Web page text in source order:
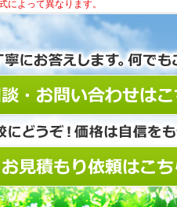
によって異なります。